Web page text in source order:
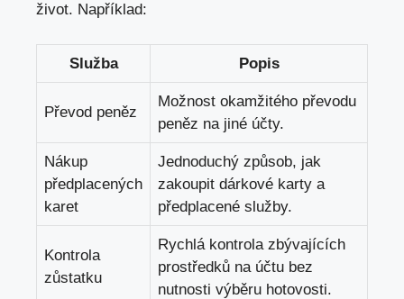
život. Například:
Služba Popis
Převod peněz
Možnost okamžitého převodu
peněz na jiné účty.
Nákup
předplacených
karet
Jednoduchý způsob, jak
zakoupit dárkové karty a
předplacené služby.
Kontrola
zůstatku
Rychlá kontrola zbývajících
prostředků na účtu bez
nutnosti výběru hotovosti.